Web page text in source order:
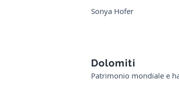
Sonya Hofer
Dolomiti
Patrimonio mondiale e